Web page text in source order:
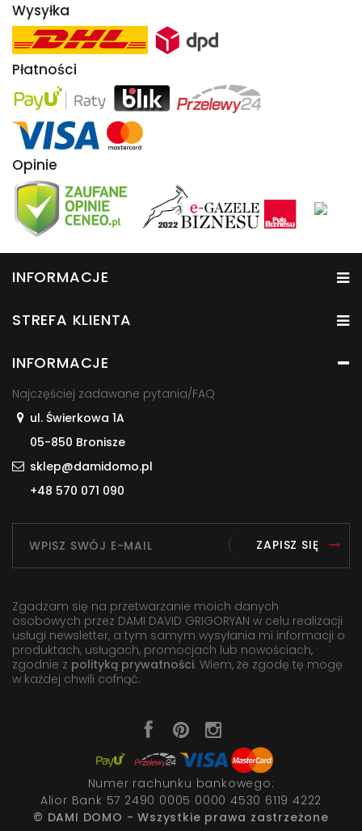
Wysyłka
Płatności
Opinie
INFORMACJE
STREFA KLIENTA
INFORMACJE
Najczęściej zadawane pytania/FAQ
ul. Świerkowa 1A
05-850 Bronisze
sklep@damidomo.pl
+48 570 071 090
ZAPISZ SIĘ
Zgadzam się na przetwarzanie moich danych
osobowych przez DAMI DAVID GRIGORYAN w celu realizacji
usługi newsletter, a tym samym wysyłania mi informacji o
produktach, usługach, promocjach lub nowościach,
zgodnie z polityką prywatności. Wiem, że zgodę tę mogę
w każdej chwili cofnąć.
Numer rachunku bankowego:
Alior Bank 57 2490 0005 0000 4530 6119 4222
© DAMI DOMO - Wszystkie prawa zastrzeżone